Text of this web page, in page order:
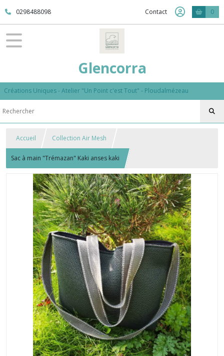
0298488098 Contact 0
Glencorra
Créations Uniques - Atelier "Un Point c'est Tout" - Ploudalmézeau
Accueil Collection Air Mesh
Sac à main "Trémazan" Kaki anses kaki